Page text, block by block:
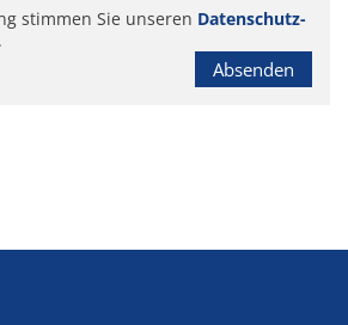
stimmen Sie unseren Datenschutz-
Absenden